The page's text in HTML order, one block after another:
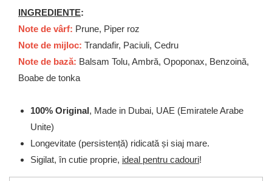
INGREDIENTE:
Note de vârf: Prune, Piper roz
Note de mijloc: Trandafir, Paciuli, Cedru
Note de bază: Balsam Tolu, Ambră, Opoponax, Benzoină,
Boabe de tonka
100% Original, Made in Dubai, UAE (Emiratele Arabe
Unite)
Longevitate (persistență) ridicată și siaj mare.
Sigilat, în cutie proprie, ideal pentru cadouri!